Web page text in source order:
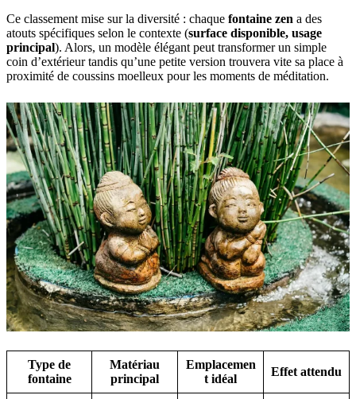
Ce classement mise sur la diversité : chaque fontaine zen a des
atouts spécifiques selon le contexte (surface disponible, usage
principal). Alors, un modèle élégant peut transformer un simple
coin d’extérieur tandis qu’une petite version trouvera vite sa place à
proximité de coussins moelleux pour les moments de méditation.
Type de
fontaine
Matériau
principal
Emplacemen
t idéal
Effet attendu